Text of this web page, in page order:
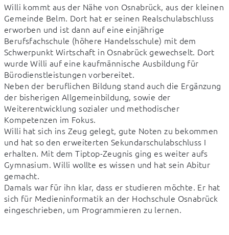
Willi kommt aus der Nähe von Osnabrück, aus der kleinen
Gemeinde Belm. Dort hat er seinen Realschulabschluss
erworben und ist dann auf eine einjährige
Berufsfachschule (höhere Handelsschule) mit dem
Schwerpunkt Wirtschaft in Osnabrück gewechselt. Dort
wurde Willi auf eine kaufmännische Ausbildung für
Bürodienstleistungen vorbereitet.
Neben der beruflichen Bildung stand auch die Ergänzung
der bisherigen Allgemeinbildung, sowie der
Weiterentwicklung sozialer und methodischer
Kompetenzen im Fokus.
Willi hat sich ins Zeug gelegt, gute Noten zu bekommen
und hat so den erweiterten Sekundarschulabschluss I
erhalten. Mit dem Tiptop-Zeugnis ging es weiter aufs
Gymnasium. Willi wollte es wissen und hat sein Abitur
gemacht.
Damals war für ihn klar, dass er studieren möchte. Er hat
sich für Medieninformatik an der Hochschule Osnabrück
eingeschrieben, um Programmieren zu lernen.